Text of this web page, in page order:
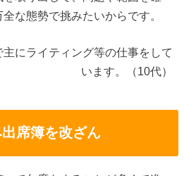
な態勢で挑みたいからです。
にライティング等の仕事をして
います。（10代）
席簿を改ざん